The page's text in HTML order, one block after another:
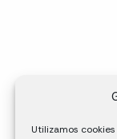
Utilizamos